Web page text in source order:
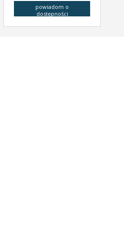
powiadom o
dostępności